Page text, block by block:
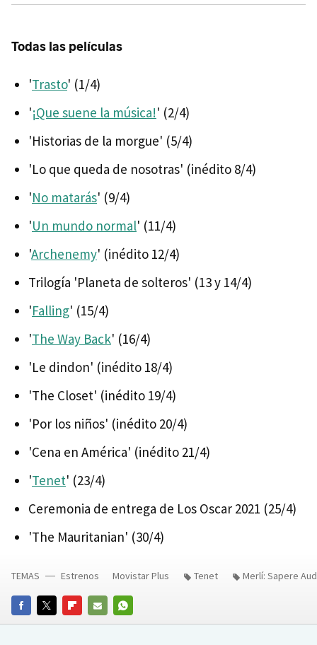
Todas las películas
'Trasto' (1/4)
'¡Que suene la música!' (2/4)
'Historias de la morgue' (5/4)
'Lo que queda de nosotras' (inédito 8/4)
'No matarás' (9/4)
'Un mundo normal' (11/4)
'Archenemy' (inédito 12/4)
Trilogía 'Planeta de solteros' (13 y 14/4)
'Falling' (15/4)
'The Way Back' (16/4)
'Le dindon' (inédito 18/4)
'The Closet' (inédito 19/4)
'Por los niños' (inédito 20/4)
'Cena en América' (inédito 21/4)
'Tenet' (23/4)
Ceremonia de entrega de Los Oscar 2021 (25/4)
'The Mauritanian' (30/4)
FACEBOOKTWITTERFLIPBOARD
E-
WHATSAPP
TEMAS Estrenos Movistar Plus Tenet Merlí: Sapere